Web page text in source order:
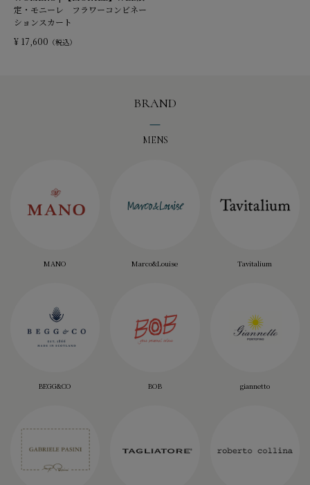
定・モニーレ フラワーコンビネー
ションスカート
¥ 17,600 （税込）
BRAND
MENS
MANO Marco&Louise Tavitalium
BEGG&CO BOB giannetto